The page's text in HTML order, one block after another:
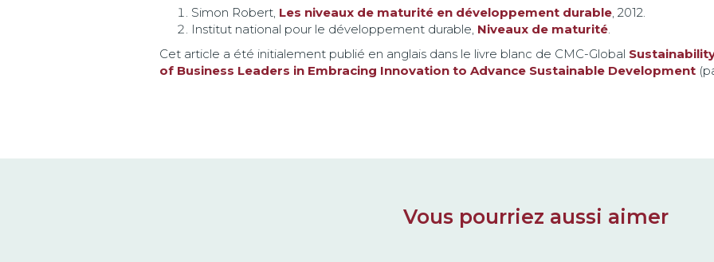
Simon Robert, Les niveaux de maturité en développement durable, 2012.
Institut national pour le développement durable, Niveaux de maturité.
Cet article a été initialement publié en anglais dans le livre blanc de CMC-Global
of Business Leaders in Embracing Innovation to Advance Sustainable Development
Vous pourriez aussi aimer